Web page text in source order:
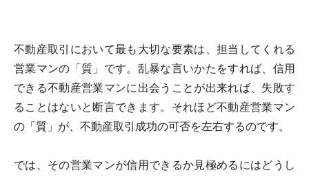
不動産取引において最も大切な要素は、担当してくれる
営業マンの「質」です。乱暴な言いかたをすれば、信用
できる不動産営業マンに出会うことが出来れば、失敗す
ることはないと断言できます。それほど不動産営業マン
の「質」が、不動産取引成功の可否を左右するのです。
では、その営業マンが信用できるか見極めるにはどうし